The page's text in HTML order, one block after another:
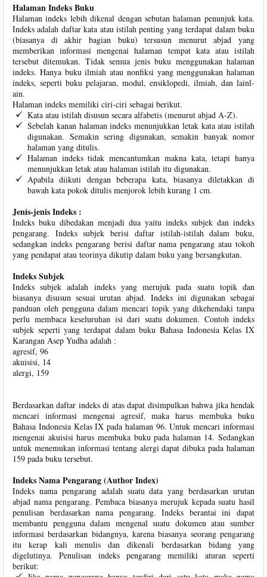
Halaman Indeks Buku
Halaman indeks lebih dikenal dengan sebutan halaman penunjuk kata.
Indeks adalah daftar kata atau istilah penting yang terdapat dalam buku
(biasanya di akhir bagian buku) tersusun menurut abjad yang
memberikan informasi mengenai halaman tempat kata atau istilah
tersebut ditemukan. Tidak semua jenis buku menggunakan halaman
indeks. Hanya buku ilmiah atau nonfiksi yang menggunakan halaman
indeks, seperti buku pelajaran, modul, ensiklopedi, ilmiah, dan lainl-
ain.
Halaman indeks memiliki ciri-ciri sebagai berikut.
Kata atau istilah disusun secara alfabetis (menurut abjad A-Z).
Sebelah kanan halaman indeks menunjukkan letak kata atau istilah
digunakan. Semakin sering digunakan, semakin banyak nomor
halaman yang ditulis.
Halaman indeks tidak mencantumkan makna kata, tetapi hanya
menunjukkan letak atau halaman istilah itu digunakan.
Apabila diikuti dengan beberapa kata, biasanya diletakkan di
bawah kata pokok ditulis menjorok lebih kurang 1 cm.
Jenis-jenis Indeks :
Indeks buku dibedakan menjadi dua yaitu indeks subjek dan indeks
pengarang. Indeks subjek berisi daftar istilah-istilah dalam buku,
sedangkan indeks pengarang berisi daftar nama pengarang atau tokoh
yang pendapat atau teorinya dikutip dalam buku yang bersangkutan.
Indeks Subjek
Indeks subjek adalah indeks yang merujuk pada suatu topik dan
biasanya disusun sesuai urutan abjad. Indeks ini digunakan sebagai
panduan oleh pengguna dalam mencari topik yang dikehendaki tanpa
perlu membaca keseluruhan isi dari suatu dokumen. Contoh indeks
subjek seperti yang terdapat dalam buku Bahasa Indonesia Kelas IX
Karangan Asep Yudha adalah :
agresif, 96
akuisisi, 14
alergi, 159
Berdasarkan daftar indeks di atas dapat disimpulkan bahwa jika hendak
mencari informasi mengenai agresif, maka harus membuka buku
Bahasa Indonesia Kelas IX pada halaman 96. Untuk mencari informasi
mengenai akuisisi harus membuka buku pada halaman 14. Sedangkan
untuk menemukan informasi tentang alergi dapat dibuka pada halaman
159 pada buku tersebut.
Indeks Nama Pengarang (Author Index)
Indeks nama pengarang adalah suatu data yang berdasarkan urutan
abjad nama pengarang. Pembaca biasanya merujuk kepada suatu hasil
penulisan berdasarkan nama pengarang. Indeks berantai ini dapat
membantu pengguna dalam mengenal suatu dokumen atau sumber
informasi berdasarkan bidangnya, karena biasanya seorang pengarang
itu kerap kali menulis dan dikenali berdasarkan bidang yang
digelutinya. Penulisan indeks pengarang memiliki aturan seperti
berikut: